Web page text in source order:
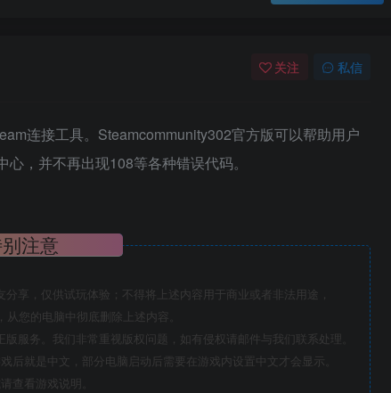
关注 私信
连接工具。Steamcommunity302官方版可以帮助用户
，并不再出现108等各种错误代码。
注意
享，仅供试玩体验；不得将上述内容用于商业或者非法用途，
您的电脑中彻底删除上述内容。
服务。我们非常重视版权问题，如有侵权请邮件与我们联系处理。
就是中文，部分电脑启动后需要在游戏内设置中文才会显示。
查看游戏说明。